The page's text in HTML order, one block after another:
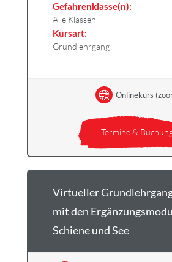
Gefahrenklasse(n):
Alle Klassen
Kursart:
Grundlehrgang
Termine &
Onlinekurs
Virtueller
mit den
Schiene und See